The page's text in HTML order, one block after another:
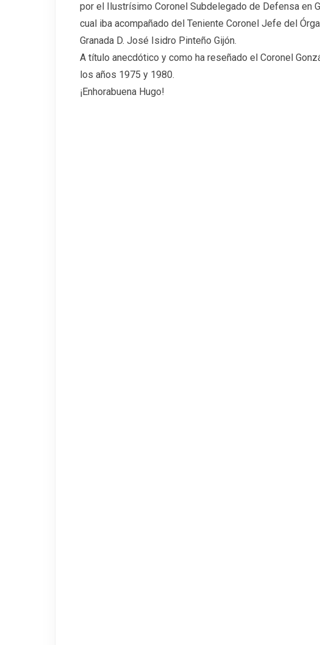
por el Ilustrísimo Coronel Subdelegado de Defensa en
cual iba acompañado del Teniente Coronel Jefe del
Granada D. José Isidro Pinteño Gijón.
A título anecdótico y como ha reseñado el Coronel
los años 1975 y 1980.
¡Enhorabuena Hugo!